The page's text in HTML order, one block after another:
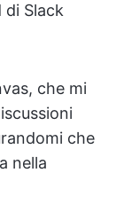
di Slack
che mi
che
nella